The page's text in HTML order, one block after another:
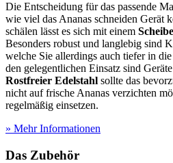
Die Entscheidung für das passende
wie viel das Ananas schneiden Gerät
schälen lässt es sich mit einem
Besonders robust und langlebig sind
welche Sie allerdings auch tiefer in
den gelegentlichen Einsatz sind
Rostfreier Edelstahl sollte das
nicht auf frische Ananas verzichten
regelmäßig einsetzen.
» Mehr Informationen
Das Zubehör